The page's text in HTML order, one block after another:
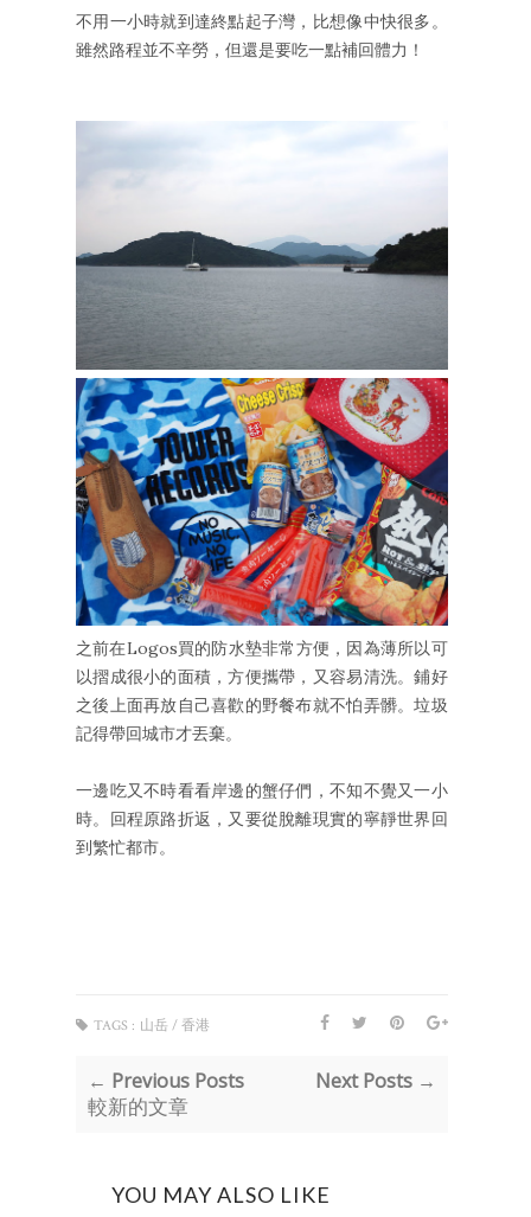
不用一小時就到達終點起子灣，比想像中快很多。
雖然路程並不辛勞，但還是要吃一點補回體力！
之前在Logos買的防水墊非常方便，因為薄所以可
以摺成很小的面積，方便攜帶，又容易清洗。鋪好
之後上面再放自己喜歡的野餐布就不怕弄髒。垃圾
記得帶回城市才丟棄。
一邊吃又不時看看岸邊的蟹仔們，不知不覺又一小
時。回程原路折返，又要從脫離現實的寧靜世界回
到繁忙都市。
TAGS : 山岳 / 香港
← Previous Posts
較新的文章
Next Posts →
YOU MAY ALSO LIKE